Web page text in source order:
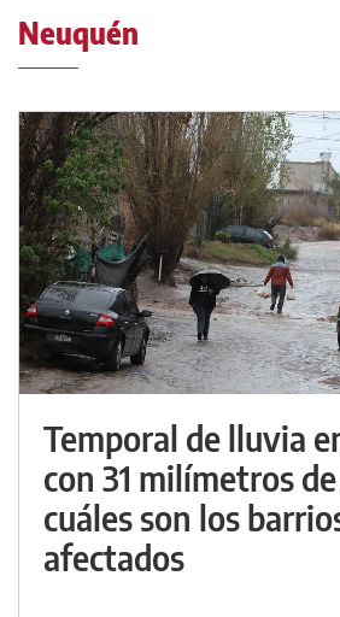
Neuquén
Temporal de lluvia
con 31 milímetros
cuáles son los
afectados